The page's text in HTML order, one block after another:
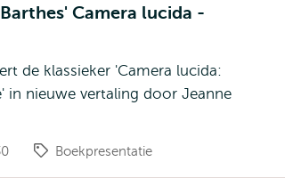
Camera lucida -
de klassieker 'Camera lucida:
in nieuwe vertaling door Jeanne
Boekpresentatie